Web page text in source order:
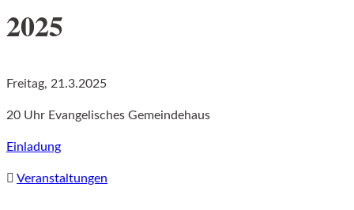
2025
Freitag, 21.3.2025
20 Uhr Evangelisches Gemeindehaus
Einladung
Veranstaltungen